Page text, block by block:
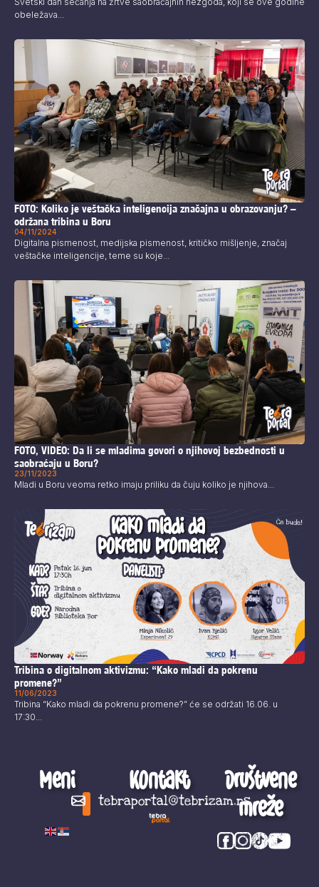
obeležava...
FOTO: Koliko je veštačka inteligencija značajna u obrazovanju? –
održana tribina u Boru
04/11/2024
Digitalna pismenost, medijska pismenost, kritičko mišljenje, značaj
veštačke inteligencije, teme su koje...
FOTO, VIDEO: Da li se mladima govori o njihovoj bezbednosti u
saobraćaju u Boru?
23/11/2023
Mladi u Boru veoma retko imaju priliku da čuju koliko je njihova...
Tribina o digitalnom aktivizmu: “Kako mladi da pokrenu
promene?”
11/06/2023
Tribina “Kako mladi da pokrenu promene?” će se održati 16.06. u
17:30...
Meni Kontakt
tebraportal@tebrizam.rs
Društvene
mreže